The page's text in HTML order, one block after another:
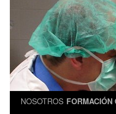
NOSOTROS FORMACIÓN